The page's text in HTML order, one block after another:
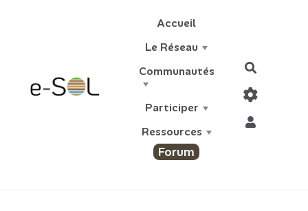
Accueil
Le Réseau
Communautés
Participer
Ressources
Forum